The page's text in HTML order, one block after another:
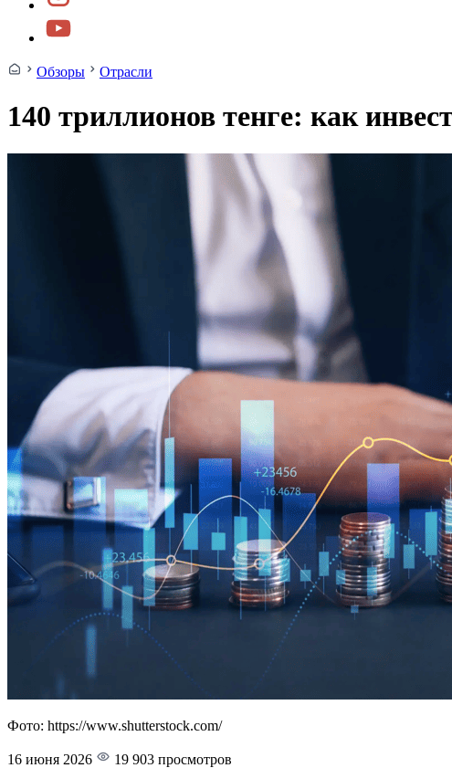
Обзоры Отрасли
140 триллионов тенге: как
Фото: https://www.shutterstock.com/
16 июня 2026
19 903 просмотров